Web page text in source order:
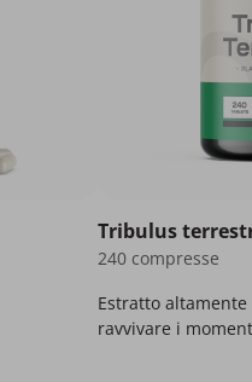
Tribulus
240 compresse
Estratto
ravvivare i